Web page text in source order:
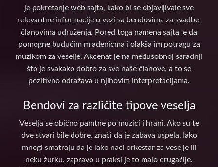
je pokretanje web sajta, kako bi se objavljivale sve
relevantne informacije u vezi sa bendovima za svadbe,
članovima udruženja. Pored toga namena sajta je da
pomogne budućim mladenicma i olakša im potragu za
muzikom za veselje. Akcenat je na međusobnoj saradnji
što je svakako dobro za sve naše članove, a to se
pozitivno odražava u njihovim interpretacijama.
Bendovi za različite tipove veselja
Veselja se obično pamtne po muzici i hrani. Ako su te
dve stvari bile dobre, znači da je zabava uspela. Iako
mnogi smatraju da je lako naći orkestar za veselje ili
neku žurku, zapravo u praksi je to malo drugačije.